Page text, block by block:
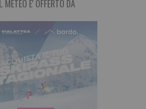
METEO E' OFFERTO DA